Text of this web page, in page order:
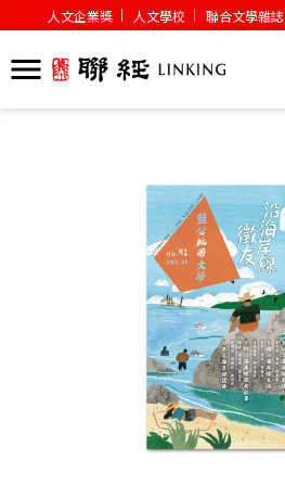
人文企業獎 人文學校 聯合文學雜誌